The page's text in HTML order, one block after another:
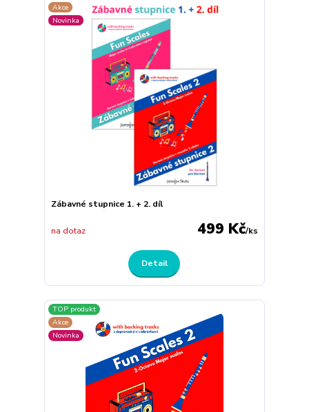
Akce
Novinka
Zábavné stupnice 1. + 2. díl
499 Kč/ks
na dotaz
Detail
TOP produkt
Akce
Novinka